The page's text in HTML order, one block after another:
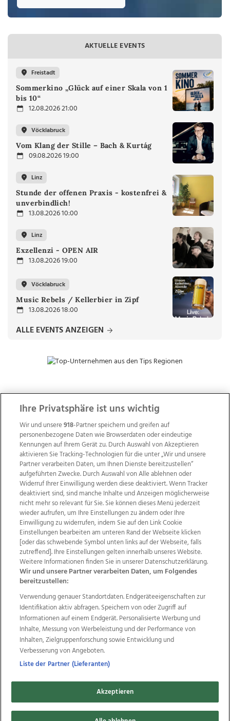
AKTUELLE EVENTS
Freistadt
Sommerkino „Glück auf einer Skala von 1
bis 10“
12.08.2026 21:00
Vöcklabruck
Vom Klang der Stille – Bach & Kurtág
09.08.2026 19:00
Linz
Stunde der offenen Praxis - kostenfrei &
unverbindlich!
13.08.2026 10:00
Linz
Exzellenzi - OPEN AIR
13.08.2026 19:00
Vöcklabruck
Music Rebels / Kellerbier in Zipf
13.08.2026 18:00
ALLE EVENTS ANZEIGEN
ZUR NACHRICHTENÜBERSICHT
Wir über uns Mediadaten Kontakt
Jobs
Datenschutz
Impressum
AGB Anzeigekunden
AGB Website
Ehrenkodex Politische Werbung
Weitere Angebote des Medienhauses Wimmer
TV1 di-mog-i.at OÖNow
Ischler Woche
Life Radio
OÖNachrichten
OÖN Immobilien
OÖN Karriere
OÖN Reise
Promenaden Galerien
Regionaljobs
wasistlos.at
Copyrights © 2026 Tips Zeitungs GmbH & Co KG
Ihre Privatsphäre ist uns wichtig
Wir und unsere918-Partner speichern und greifen auf
personenbezogene Daten wie Browserdaten oder eindeutige
Kennungen auf Ihrem Gerät zu. Durch Auswahl von Akzeptieren
aktivieren Sie Tracking-Technologien für die unter „Wir und unsere
Partner verarbeiten Daten, um Ihnen Dienste bereitzustellen“
aufgeführten Zwecke. Durch Auswahl von Alle ablehnen oder
Widerruf Ihrer Einwilligung werden diese deaktiviert. Wenn Tracker
deaktiviert sind, sind manche Inhalte und Anzeigen möglicherweise
nicht mehr so relevant für Sie. Sie können dieses Menü jederzeit
wieder aufrufen, um Ihre Einstellungen zu ändern oder Ihre
Einwilligung zu widerrufen, indem Sie auf den Link Cookie
Einstellungen bearbeiten am unteren Rand der Webseite klicken
[oder das schwebende Symbol unten links auf der Webseite, falls
zutreffend]. Ihre Einstellungen gelten innerhalb unseres Website.
Weitere Informationen finden Sie in unserer Datenschutzerklärung.
Wir und unsere Partner verarbeiten Daten, um Folgendes
bereitzustellen:
Verwendung genauer Standortdaten. Endgeräteeigenschaften zur
Identifikation aktiv abfragen. Speichern von oder Zugriff auf
Informationen auf einem Endgerät. Personalisierte Werbung und
Inhalte, Messung von Werbeleistung und der Performance von
Inhalten, Zielgruppenforschung sowie Entwicklung und
Verbesserung von Angeboten.
Liste der Partner (Lieferanten)
Akzeptieren